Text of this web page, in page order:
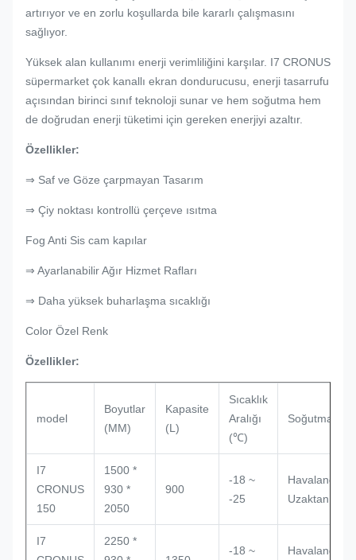
artırıyor ve en zorlu koşullarda bile kararlı çalışmasını
sağlıyor.
Yüksek alan kullanımı enerji verimliliğini karşılar. I7 CRONUS
süpermarket çok kanallı ekran dondurucusu, enerji tasarrufu
açısından birinci sınıf teknoloji sunar ve hem soğutma hem
de doğrudan enerji tüketimi için gereken enerjiyi azaltır.
Özellikler:
⇒ Saf ve Göze çarpmayan Tasarım
⇒ Çiy noktası kontrollü çerçeve ısıtma
Fog Anti Sis cam kapılar
⇒ Ayarlanabilir Ağır Hizmet Rafları
⇒ Daha yüksek buharlaşma sıcaklığı
Color Özel Renk
Özellikler:
model
Boyutlar
(MM)
Kapasite
(L)
Sıcaklık
Aralığı
(℃)
Soğutma türü
I7
CRONUS
150
1500 *
930 *
2050
900
-18 ~
-25
Uzaktan
I7
2250 *
-18 ~